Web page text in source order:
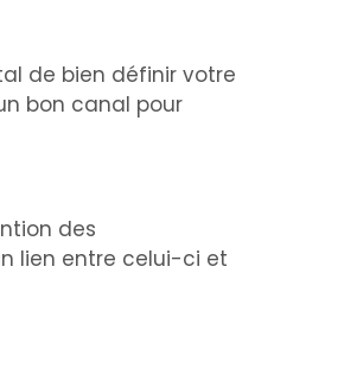
de bien définir votre
bon canal pour
des
lien entre celui-ci et